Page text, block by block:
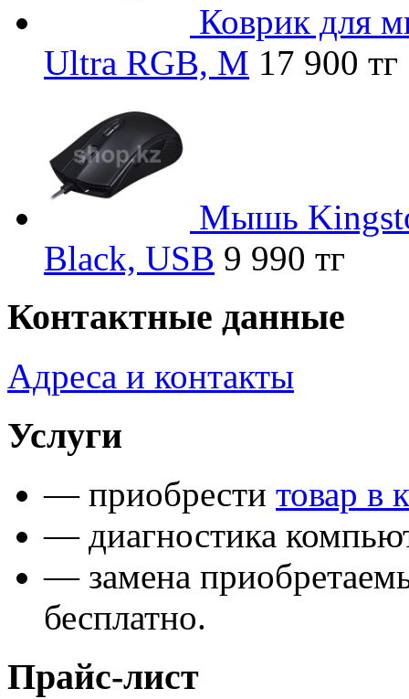
Коврик для
Ultra RGB, M 17 900 тг
Мышь
Black, USB 9 990 тг
Контактные данные
Адреса и контакты
Услуги
— приобрести товар в
— диагностика
— замена
бесплатно.
Прайс-лист